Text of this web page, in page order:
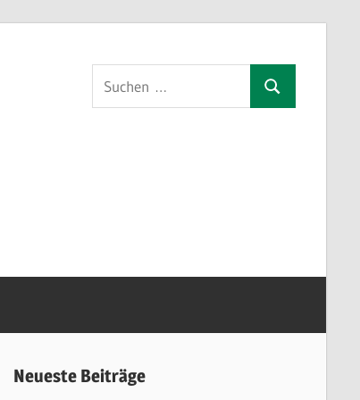
Suchen
nach:
Suchen
Neueste Beiträge